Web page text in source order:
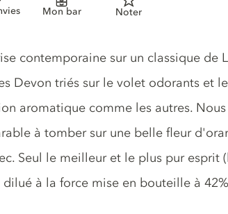
Mon bar Noter
du gin
contemporaine sur un classique de
Devon triés sur le volet odorants et
aromatique comme les autres.
à tomber sur une belle fleur
Seul le meilleur et le plus pur esprit
dilué à la force mise en bouteille à